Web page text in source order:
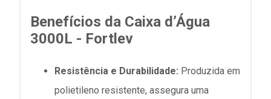
Benefícios da Caixa d’Água
3000L - Fortlev
Resistência e Durabilidade: Produzida em
polietileno resistente, assegura uma